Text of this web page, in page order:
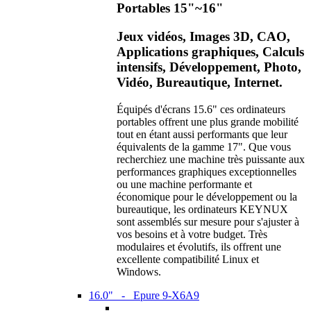
Portables 15"~16"
Jeux vidéos, Images 3D, CAO,
Applications graphiques, Calculs
intensifs, Développement, Photo,
Vidéo, Bureautique, Internet.
Équipés d'écrans 15.6" ces ordinateurs
portables offrent une plus grande mobilité
tout en étant aussi performants que leur
équivalents de la gamme 17". Que vous
recherchiez une machine très puissante aux
performances graphiques exceptionnelles
ou une machine performante et
économique pour le développement ou la
bureautique, les ordinateurs KEYNUX
sont assemblés sur mesure pour s'ajuster à
vos besoins et à votre budget. Très
modulaires et évolutifs, ils offrent une
excellente compatibilité Linux et
Windows.
16.0" - Epure 9-X6A9